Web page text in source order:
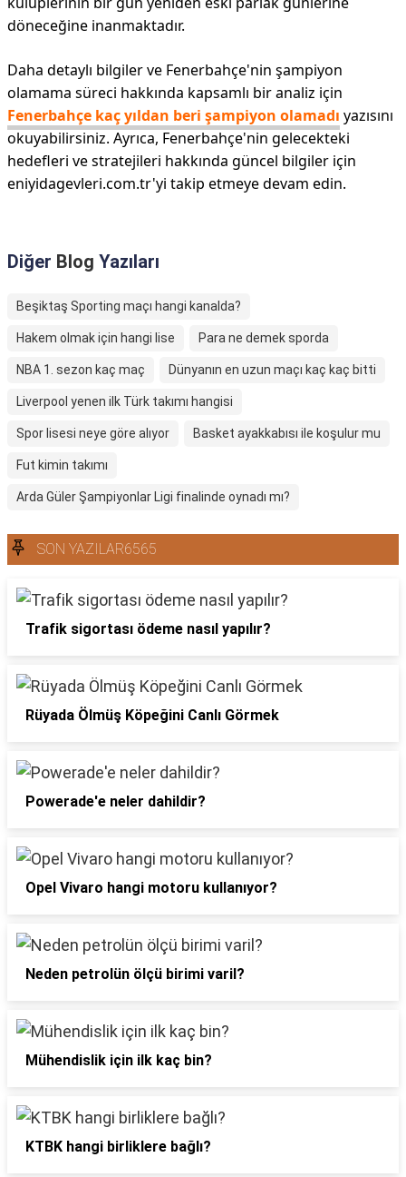
döneceğine inanmaktadır.
Daha detaylı bilgiler ve Fenerbahçe'nin şampiyon
olamama süreci hakkında kapsamlı bir analiz için
Fenerbahçe kaç yıldan beri şampiyon olamadı yazısını
okuyabilirsiniz. Ayrıca, Fenerbahçe'nin gelecekteki
hedefleri ve stratejileri hakkında güncel bilgiler için
eniyidagevleri.com.tr'yi takip etmeye devam edin.
Diğer Blog Yazıları
Beşiktaş Sporting maçı hangi kanalda?
Hakem olmak için hangi lise Para ne demek sporda
NBA 1. sezon kaç maç Dünyanın en uzun maçı kaç kaç bitti
Liverpool yenen ilk Türk takımı hangisi
Spor lisesi neye göre alıyor Basket ayakkabısı ile koşulur mu
Fut kimin takımı
Arda Güler Şampiyonlar Ligi finalinde oynadı mı?
SON YAZILAR6565
Trafik sigortası ödeme nasıl yapılır?
Rüyada Ölmüş Köpeğini Canlı Görmek
Powerade'e neler dahildir?
Opel Vivaro hangi motoru kullanıyor?
Neden petrolün ölçü birimi varil?
Mühendislik için ilk kaç bin?
KTBK hangi birliklere bağlı?